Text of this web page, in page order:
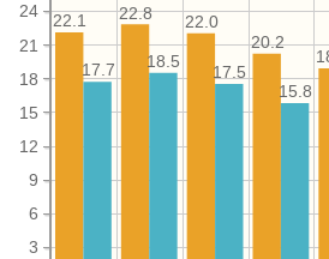
3
6
9
12
15
18
21
24
20.2
22.0
22.8
22.1
15.8
17.5
18.5
17.7